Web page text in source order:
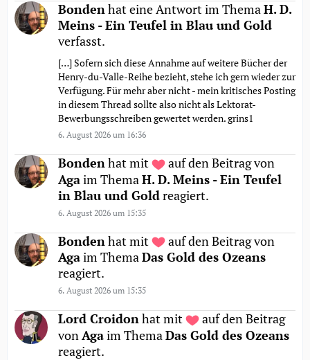
Bondenhat eine Antwort im ThemaH. D.
Meins - Ein Teufel in Blau und Gold
verfasst.
[…] Sofern sich diese Annahme auf weitere Bücher der
Henry-du-Valle-Reihe bezieht, stehe ich gern wieder zur
Verfügung. Für mehr aber nicht - mein kritisches Posting
in diesem Thread sollte also nicht als Lektorat-
Bewerbungsschreiben gewertet werden. grins1
6. August 2026 um 16:36
Bondenhat mit
auf den Beitrag von
Agaim Thema H. D. Meins - Ein Teufel
in Blau und Goldreagiert.
6. August 2026 um 15:35
Bonden hat mit
auf den Beitrag von
Agaim ThemaDas Gold des Ozeans
reagiert.
6. August 2026 um 15:35
Lord Croidonhat mit
auf den Beitrag
von Agaim Thema Das Gold des Ozeans
reagiert.